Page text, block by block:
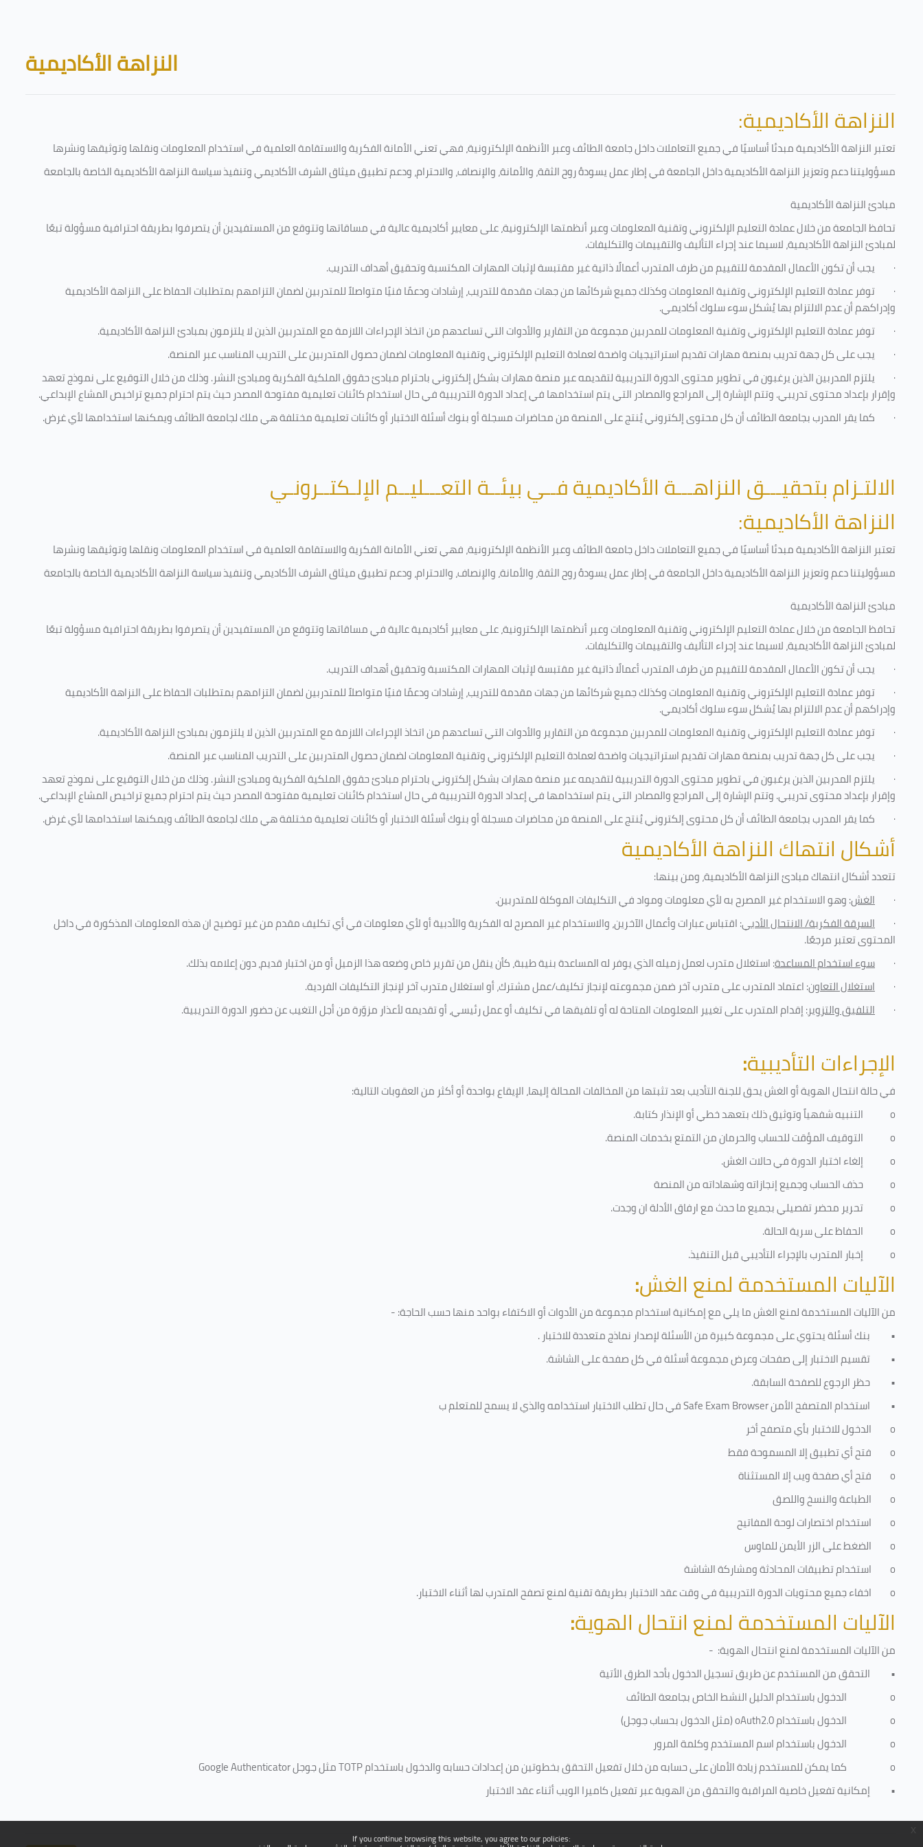
If you continue browsing this website, you agree to our policies:
Blocks
النزاهة الأكاديمية
النزاهة الأكاديمية:
تعتبر النزاهة الأكاديمية مبدئا أساسيًا في جميع التعاملات داخل جامعة الطائف وعبر الأنظمة الإلكترونية، فهي تعني الأمانة الفكرية والاستقامة العلمية في استخدام المعلومات ونقلها وتوثيقها ونشرها
مسؤوليتنا دعم وتعزيز النزاهة الأكاديمية داخل الجامعة في إطار عمل يسودهُ روح الثقة، والأمانة، والإنصاف، والاحترام، ودعم تطبيق ميثاق الشرف الأكاديمي وتنفيذ سياسة النزاهة الأكاديمية الخاصة بالجامعة
مبادئ النزاهة الأكاديمية
تحافظ الجامعة من خلال عمادة التعليم الإلكتروني وتقنية المعلومات وعبر أنظمتها الإلكترونية، على معايير أكاديمية عالية في مساقاتها وتتوقع من المستفيدين أن يتصرفوا بطريقة احترافية مسؤولة تبعًا
لمبادئ النزاهة الأكاديمية، لاسيما عند إجراء التأليف والتقييمات والتكليفات.
· يجب أن تكون الأعمال المقدمة للتقييم من طرف المتدرب أعمالًا ذاتية غير مقتبسة لإثبات المهارات المكتسبة وتحقيق أهداف التدريب.
· توفر عمادة التعليم الإلكتروني وتقنية المعلومات وكذلك جميع شركائها من جهات مقدمة للتدريب، إرشادات ودعمًا فنيًا متواصلاً للمتدربين لضمان التزامهم بمتطلبات الحفاظ على النزاهة الأكاديمية
وإدراكهم أن عدم الالتزام بها يُشكل سوء سلوك أكاديمي.
· توفر عمادة التعليم الإلكتروني وتقنية المعلومات للمدربين مجموعة من التقارير والأدوات التي تساعدهم من اتخاذ الإجراءات اللازمة مع المتدربين الذين لا يلتزمون بمبادئ النزاهة الأكاديمية.
· يجب على كل جهة تدريب بمنصة مهارات تقديم استراتيجيات واضحة لعمادة التعليم الإلكتروني وتقنية المعلومات لضمان حصول المتدربين على التدريب المناسب عبر المنصة.
· يلتزم المدربين الذين يرغبون في تطوير محتوى الدورة التدريبية لتقديمه عبر منصة مهارات بشكل إلكتروني باحترام مبادئ حقوق الملكية الفكرية ومبادئ النشر. وذلك من خلال التوقيع على نموذج تعهد
وإقرار بإعداد محتوى تدريبي. وتتم الإشارة إلى المراجع والمصادر التي يتم استخدامها في إعداد الدورة التدريبية في حال استخدام كائنات تعليمية مفتوحة المصدر حيث يتم احترام جميع تراخيص المشاع الإبداعي.
· كما يقر المدرب بجامعة الطائف أن كل محتوى إلكتروني يُنتج على المنصة من محاضرات مسجلة أو بنوك أسئلة الاختبار أو كائنات تعليمية مختلفة هي ملك لجامعة الطائف ويمكنها استخدامها لأي غرض.
الالتـزام بتحقيـــق النزاهـــة الأكاديمية فــي بيئــة التعـــليــم الإلـكتــرونـي
النزاهة الأكاديمية:
تعتبر النزاهة الأكاديمية مبدئا أساسيًا في جميع التعاملات داخل جامعة الطائف وعبر الأنظمة الإلكترونية، فهي تعني الأمانة الفكرية والاستقامة العلمية في استخدام المعلومات ونقلها وتوثيقها ونشرها
مسؤوليتنا دعم وتعزيز النزاهة الأكاديمية داخل الجامعة في إطار عمل يسودهُ روح الثقة، والأمانة، والإنصاف، والاحترام، ودعم تطبيق ميثاق الشرف الأكاديمي وتنفيذ سياسة النزاهة الأكاديمية الخاصة بالجامعة
مبادئ النزاهة الأكاديمية
تحافظ الجامعة من خلال عمادة التعليم الإلكتروني وتقنية المعلومات وعبر أنظمتها الإلكترونية، على معايير أكاديمية عالية في مساقاتها وتتوقع من المستفيدين أن يتصرفوا بطريقة احترافية مسؤولة تبعًا
لمبادئ النزاهة الأكاديمية، لاسيما عند إجراء التأليف والتقييمات والتكليفات.
· يجب أن تكون الأعمال المقدمة للتقييم من طرف المتدرب أعمالًا ذاتية غير مقتبسة لإثبات المهارات المكتسبة وتحقيق أهداف التدريب.
· توفر عمادة التعليم الإلكتروني وتقنية المعلومات وكذلك جميع شركائها من جهات مقدمة للتدريب، إرشادات ودعمًا فنيًا متواصلاً للمتدربين لضمان التزامهم بمتطلبات الحفاظ على النزاهة الأكاديمية
وإدراكهم أن عدم الالتزام بها يُشكل سوء سلوك أكاديمي.
· توفر عمادة التعليم الإلكتروني وتقنية المعلومات للمدربين مجموعة من التقارير والأدوات التي تساعدهم من اتخاذ الإجراءات اللازمة مع المتدربين الذين لا يلتزمون بمبادئ النزاهة الأكاديمية.
· يجب على كل جهة تدريب بمنصة مهارات تقديم استراتيجيات واضحة لعمادة التعليم الإلكتروني وتقنية المعلومات لضمان حصول المتدربين على التدريب المناسب عبر المنصة.
· يلتزم المدربين الذين يرغبون في تطوير محتوى الدورة التدريبية لتقديمه عبر منصة مهارات بشكل إلكتروني باحترام مبادئ حقوق الملكية الفكرية ومبادئ النشر. وذلك من خلال التوقيع على نموذج تعهد
وإقرار بإعداد محتوى تدريبي. وتتم الإشارة إلى المراجع والمصادر التي يتم استخدامها في إعداد الدورة التدريبية في حال استخدام كائنات تعليمية مفتوحة المصدر حيث يتم احترام جميع تراخيص المشاع الإبداعي.
· كما يقر المدرب بجامعة الطائف أن كل محتوى إلكتروني يُنتج على المنصة من محاضرات مسجلة أو بنوك أسئلة الاختبار أو كائنات تعليمية مختلفة هي ملك لجامعة الطائف ويمكنها استخدامها لأي غرض.
أشكال انتهاك النزاهة الأكاديمية
تتعدد أشكال انتهاك مبادئ النزاهة الأكاديمية، ومن بينها:
· الغش: وهو الاستخدام غير المصرح به لأي معلومات ومواد في التكليفاتالموكلة للمتدربين.
· السرقة الفكرية/ الانتحال الأدبي: اقتباس عبارات وأعمال الآخرين، والاستخدام غير المصرح له الفكرية والأدبية أو لأي معلومات في أي تكليف مقدم من غير توضيح ان هذه المعلومات المذكورة في داخل
المحتوى تعتبر مرجعًا.
· سوء استخدام المساعدة: استغلال متدرب لعمل زميله الذي يوفر له المساعدة بنية طيبة، كأن ينقل من تقرير خاص وضعه هذا الزميل أو من اختبار قديم، دون إعلامه بذلك.
· استغلال التعاون: اعتماد المتدرب على متدرب آخر ضمن مجموعته لإنجاز تكليف/عمل مشترك، أو استغلال متدرب آخر لإنجاز التكليفات الفردية.
· التلفيق والتزوير: إقدام المتدرب على تغيير المعلومات المتاحة له أو تلفيقها في تكليف أو عمل رئيسي، أو تقديمه لأعذار مزوّرة من أجل التغيب عن حضور الدورة التدريبية.
الإجراءات التأديبية:
في حالة انتحال الهوية أو الغش يحق للجنة التأديب بعد تثبتها من المخالفات المحالة إليها، الإيقاع بواحدة أو أكثر من العقوبات التالية:
o
التنبيه شفهياً وتوثيق ذلك بتعهد خطي أو الإنذار كتابة.
o
التوقيف المؤقت للحساب والحرمان من التمتع بخدمات المنصة.
o
إلغاء اختبار الدورة في حالات الغش.
o
حذف الحساب وجميع إنجازاته وشهاداته من المنصة
o
تحرير محضر تفصيلي بجميع ما حدث مع ارفاق الأدلة ان وجدت.
o
الحفاظ على سرية الحالة.
o
إخبار المتدرب بالإجراء التأديبي قبل التنفيذ.
الآليات المستخدمة لمنع الغش:
من الآليات المستخدمة لمنع الغش ما يلي مع إمكانية استخدام مجموعة من الأدوات أو الاكتفاء بواحد منها حسب الحاجة: -
• بنك أسئلة يحتوي على مجموعة كبيرة من الأسئلة لإصدار نماذج متعددة للاختبار.
• تقسيم الاختبار إلى صفحات وعرض مجموعة أسئلة في كل صفحة على الشاشة.
• حظر الرجوع للصفحة السابقة.
• استخدام المتصفح الأمنSafe Exam Browserفي حال تطلب الاختبار استخدامه والذي لا يسمح للمتعلم ب
o
الدخول للاختبار بأي متصفح أخر
o
فتح أي تطبيق إلا المسموحة فقط
o
فتح أي صفحة ويب إلا المستثناة
o
الطباعة والنسخ واللصق
o
استخدام اختصارات لوحة المفاتيح
o
الضغط على الزر الأيمن للماوس
o
استخدام تطبيقات المحادثة ومشاركة الشاشة
o
اخفاء جميع محتويات الدورة التدريبية في وقت عقد الاختبار بطريقة تقنية لمنع تصفح المتدرب لها أثناء الاختبار.
الآليات المستخدمة لمنع انتحال الهوية:
من الآليات المستخدمة لمنعانتحال الهوية: -
• التحقق من المستخدم عن طريق تسجيل الدخول بأحد الطرق الأتية
o
الدخول باستخدام الدليل النشط الخاص بجامعة الطائف
o
الدخول باستخدامoAuth2.0(مثل الدخول بحساب جوجل)
o
الدخول باستخدام اسم المستخدم وكلمة المرور
o
كما يمكن للمستخدم زيادة الأمان على حسابه من خلال تفعيل التحقق بخطوتين من إعدادات حسابه والدخول باستخدامTOTPمثل جوجلGoogle Authenticator
• إمكانية تفعيل خاصية المراقبة والتحقق من الهوية عبر تفعيل كاميرا الويب أثناء عقد الاختبار